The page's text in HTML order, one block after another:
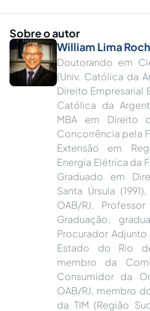
Sobre o autor
William Lima
Doutorando em
(Univ. Católica da
Direito Empresarial
Católica da
MBA em Direito
Concorrência pela
Extensão em
Energia Elétrica da
Graduado em
Santa Úrsula
OAB/RJ,
Graduação,
Procurador
Estado do Rio
membro da
Consumidor da
OAB/RJ, membro
da TIM (Região